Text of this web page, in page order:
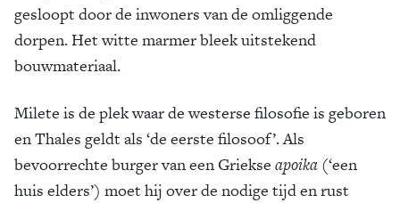
gesloopt door de inwoners van de omliggende
dorpen. Het witte marmer bleek uitstekend
bouwmateriaal.
Milete is de plek waar de westerse filosofie is geboren
en Thales geldt als ‘de eerste filosoof’. Als
bevoorrechte burger van een Griekse apoika (‘een
huis elders’) moet hij over de nodige tijd en rust